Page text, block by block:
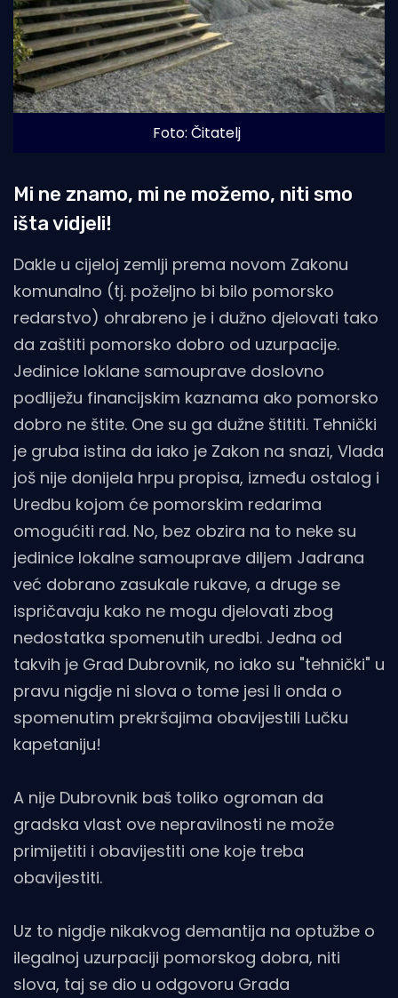
Foto: Čitatelj
Mi ne znamo, mi ne možemo, niti smo
išta vidjeli!
Dakle u cijeloj zemlji prema novom Zakonu
komunalno (tj. poželjno bi bilo pomorsko
redarstvo) ohrabreno je i dužno djelovati tako
da zaštiti pomorsko dobro od uzurpacije.
Jedinice loklane samouprave doslovno
podliježu financijskim kaznama ako pomorsko
dobro ne štite. One su ga dužne štititi. Tehnički
je gruba istina da iako je Zakon na snazi, Vlada
još nije donijela hrpu propisa, između ostalog i
Uredbu kojom će pomorskim redarima
omogućiti rad. No, bez obzira na to neke su
jedinice lokalne samouprave diljem Jadrana
već dobrano zasukale rukave, a druge se
ispričavaju kako ne mogu djelovati zbog
nedostatka spomenutih uredbi. Jedna od
takvih je Grad Dubrovnik, no iako su "tehnički" u
pravu nigdje ni slova o tome jesi li onda o
spomenutim prekršajima obavijestili Lučku
kapetaniju!
A nije Dubrovnik baš toliko ogroman da
gradska vlast ove nepravilnosti ne može
primijetiti i obavijestiti one koje treba
obavijestiti.
Uz to nigdje nikakvog demantija na optužbe o
ilegalnoj uzurpaciji pomorskog dobra, niti
slova, taj se dio u odgovoru Grada